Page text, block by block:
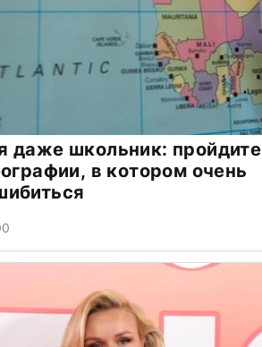
даже школьник: пройдите
в котором очень